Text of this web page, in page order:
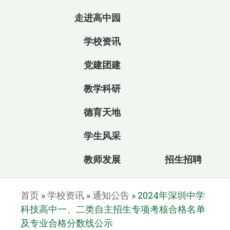
走进高中园
学校资讯
党建团建
教学科研
德育天地
学生风采
教师发展 招生招聘
首页 »学校资讯 »通知公告 » 2024年深圳中学
科技高中一、二类自主招生专项考核合格名单
及专业合格分数线公示